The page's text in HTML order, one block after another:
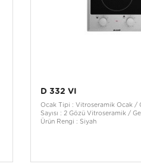
D 332 VI
Ocak Tipi : Vitroseramik Ocak /
Sayısı : 2 Gözü Vitroseramik /
Ürün Rengi : Siyah